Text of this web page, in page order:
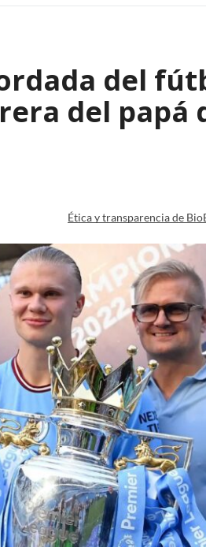
del
del papá
Ética y transparencia de